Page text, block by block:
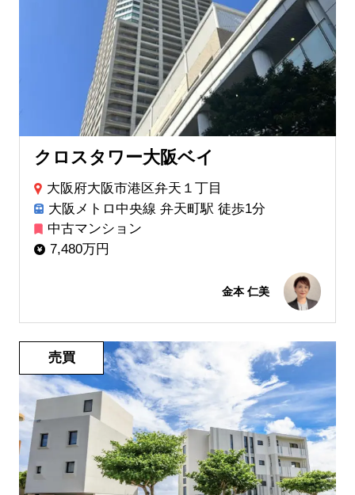
クロスタワー大阪ベイ
大阪府大阪市港区弁天１丁目
大阪メトロ中央線 弁天町駅 徒歩1分
中古マンション
7,480万円
金本 仁美
売買